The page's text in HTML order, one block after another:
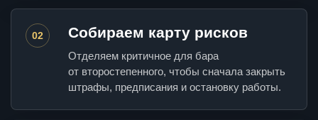
02 Собираем карту рисков
Отделяем критичное для бара
от второстепенного, чтобы сначала закрыть
штрафы, предписания и остановку работы.